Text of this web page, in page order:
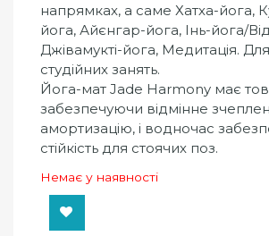
напрямках, а саме Хатха-йога,
йога, Айєнгар-йога, Інь-йога/
Джівамукті-йога, Медитація.
студійних занять.
Йога-мат Jade Harmony має
забезпечуючи відмінне
амортизацію, і водночас
стійкість для стоячих поз.
Немає у наявності